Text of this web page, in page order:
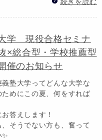
大学 現役合格セミナ
×総合型・学校推薦型
催のお知らせ
義塾大学ってどんな大学な
めにこの夏、何をすれば
答えします！
そうでない方も、奮って